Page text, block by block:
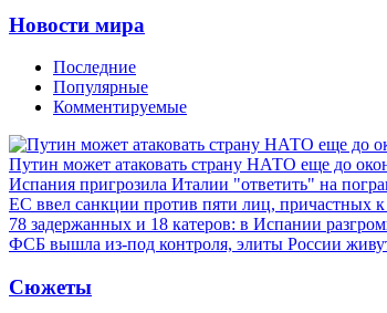
Новости мира
Последние
Популярные
Комментируемые
Путин может атаковать страну НАТО еще до
Испания пригрозила Италии "ответить" на
ЕС ввел санкции против пяти лиц, причастных
78 задержанных и 18 катеров: в Испании
ФСБ вышла из-под контроля, элиты России
Сюжеты